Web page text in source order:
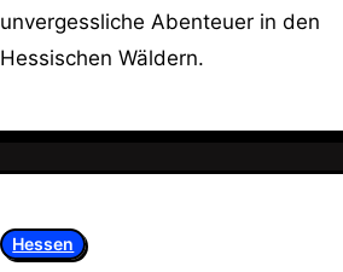
unvergessliche Abenteuer in den
Hessischen Wäldern.
Hessen